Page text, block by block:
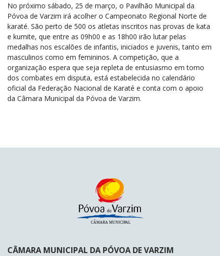
No próximo sábado, 25 de março, o Pavilhão Municipal da
Póvoa de Varzim irá acolher o Campeonato Regional Norte de
karaté. São perto de 500 os atletas inscritos nas provas de kata
e kumite, que entre as 09h00 e as 18h00 irão lutar pelas
medalhas nos escalões de infantis, iniciados e juvenis, tanto em
masculinos como em femininos. A competição, que a
organização espera que seja repleta de entusiasmo em torno
dos combates em disputa, está estabelecida no calendário
oficial da Federação Nacional de Karaté e conta com o apoio
da Câmara Municipal da Póvoa de Varzim.
CÂMARA MUNICIPAL DA PÓVOA DE VARZIM